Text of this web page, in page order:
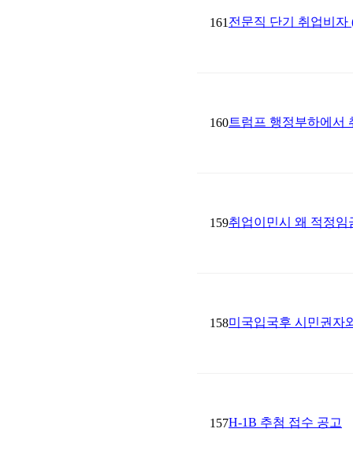
161 전문직 단기 취업비자
160트럼프 행정부하에서
159취업이민시 왜 적정임
158미국입국후 시민권자
157H-1B 추첨 접수 공고